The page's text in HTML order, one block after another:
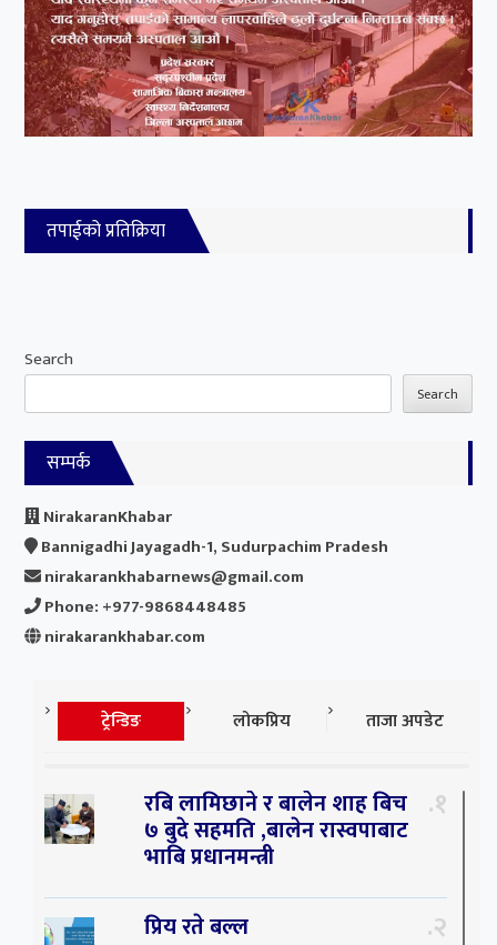
तपाईको प्रतिक्रिया
Search
Search
सम्पर्क
NirakaranKhabar
Bannigadhi Jayagadh-1, Sudurpachim Pradesh
nirakarankhabarnews@gmail.com
Phone: +977-9868448485
nirakarankhabar.com
ट्रेन्डिङ लोकप्रिय ताजा अपडेट
रबि लामिछाने र बालेन शाह बिच
७ बुदे सहमति ,बालेन रास्वपाबाट
भाबि प्रधानमन्त्री
१
प्रिय रते बल्ल २